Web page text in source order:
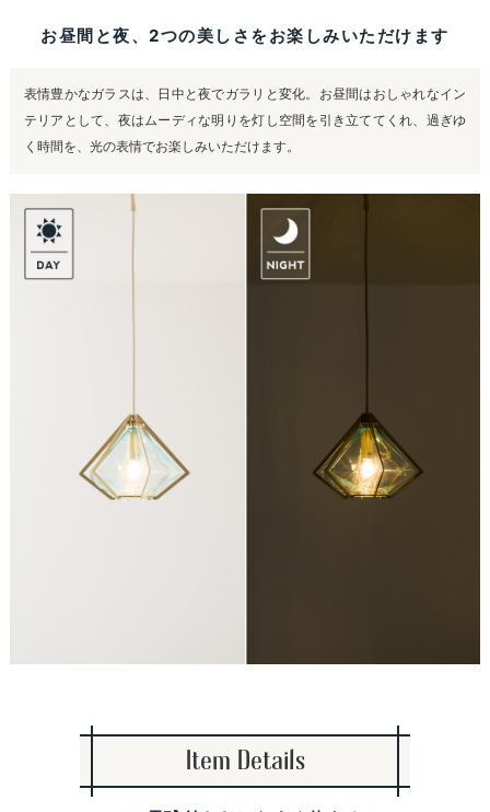
お昼間と夜、2つの美しさをお楽しみいただけます
表情豊かなガラスは、日中と夜でガラリと変化。お昼間はおしゃれなイン
テリアとして、夜はムーディな明りを灯し空間を引き立ててくれ、過ぎゆ
く時間を、光の表情でお楽しみいただけます。
Item Details